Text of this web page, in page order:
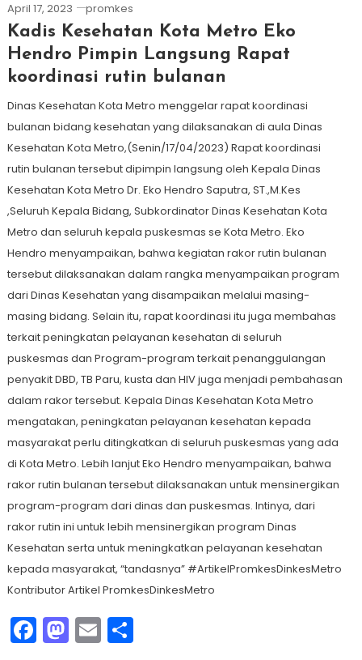
April 17, 2023 promkes
Kadis Kesehatan Kota Metro Eko
Hendro Pimpin Langsung Rapat
koordinasi rutin bulanan
Dinas Kesehatan Kota Metro menggelar rapat koordinasi
bulanan bidang kesehatan yang dilaksanakan di aula Dinas
Kesehatan Kota Metro,(Senin/17/04/2023) Rapat koordinasi
rutin bulanan tersebut dipimpin langsung oleh Kepala Dinas
Kesehatan Kota Metro Dr. Eko Hendro Saputra, ST.,M.Kes
,Seluruh Kepala Bidang, Subkordinator Dinas Kesehatan Kota
Metro dan seluruh kepala puskesmas se Kota Metro. Eko
Hendro menyampaikan, bahwa kegiatan rakor rutin bulanan
tersebut dilaksanakan dalam rangka menyampaikan program
dari Dinas Kesehatan yang disampaikan melalui masing-
masing bidang. Selain itu, rapat koordinasi itu juga membahas
terkait peningkatan pelayanan kesehatan di seluruh
puskesmas dan Program-program terkait penanggulangan
penyakit DBD, TB Paru, kusta dan HIV juga menjadi pembahasan
dalam rakor tersebut. Kepala Dinas Kesehatan Kota Metro
mengatakan, peningkatan pelayanan kesehatan kepada
masyarakat perlu ditingkatkan di seluruh puskesmas yang ada
di Kota Metro. Lebih lanjut Eko Hendro menyampaikan, bahwa
rakor rutin bulanan tersebut dilaksanakan untuk mensinergikan
program-program dari dinas dan puskesmas. Intinya, dari
rakor rutin ini untuk lebih mensinergikan program Dinas
Kesehatan serta untuk meningkatkan pelayanan kesehatan
kepada masyarakat, “tandasnya” #ArtikelPromkesDinkesMetro
Kontributor Artikel PromkesDinkesMetro
Facebook
Mastodon
EmailShare